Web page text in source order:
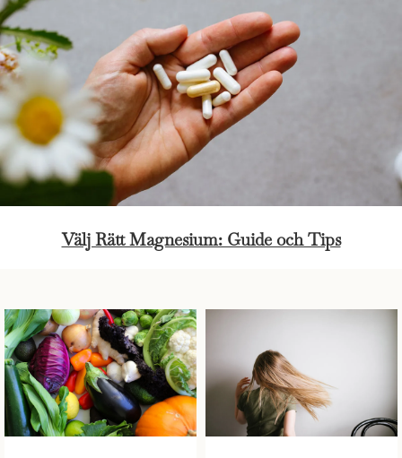
Välj Rätt Magnesium: Guide och Tips